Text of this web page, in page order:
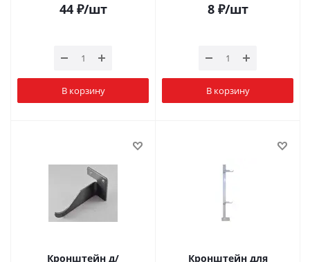
44₽/шт
В корзину
8₽/шт
В корзину
Кронштейн д/
Кронштейн для